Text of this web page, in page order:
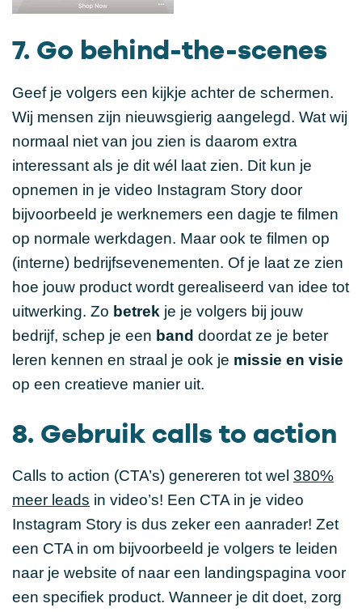
7. Go behind-the-scenes
Geef je volgers een kijkje achter de schermen.
Wij mensen zijn nieuwsgierig aangelegd. Wat wij
normaal niet van jou zien is daarom extra
interessant als je dit wél laat zien. Dit kun je
opnemen in je video Instagram Story door
bijvoorbeeld je werknemers een dagje te filmen
op normale werkdagen. Maar ook te filmen op
(interne) bedrijfsevenementen. Of je laat ze zien
hoe jouw product wordt gerealiseerd van idee tot
uitwerking. Zo betrek je je volgers bij jouw
bedrijf, schep je een band doordat ze je beter
leren kennen en straal je ook je missie en visie
op een creatieve manier uit.
8. Gebruik calls to action
Calls to action (CTA’s) genereren tot wel 380%
meer leads in video’s! Een CTA in je video
Instagram Story is dus zeker een aanrader! Zet
een CTA in om bijvoorbeeld je volgers te leiden
naar je website of naar een landingspagina voor
een specifiek product. Wanneer je dit doet, zorg